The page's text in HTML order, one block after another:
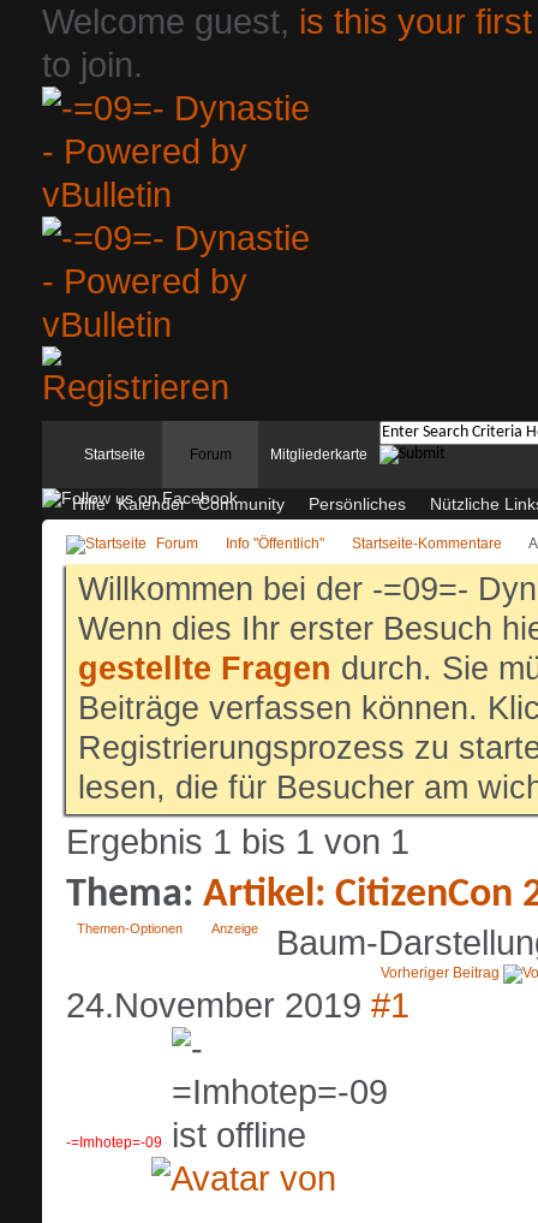
Welcome guest, is this your
to join.
Startseite Forum
Hilfe Kalender Community Persönliches Nützliche
Mitgliederkarte
Forum Info "Öffentlich" Startseite-Kommentare
Willkommen bei der -=09=-
Wenn dies Ihr erster Besuch
gestellte Fragen durch. Sie
Beiträge verfassen können.
Registrierungsprozess zu
lesen, die für Besucher am
Ergebnis 1 bis 1 von 1
Thema: Artikel: CitizenCon
Themen-Optionen Anzeige Baum-
Vorheriger Beitrag
24.November 2019 #1
-=Imhotep=-09